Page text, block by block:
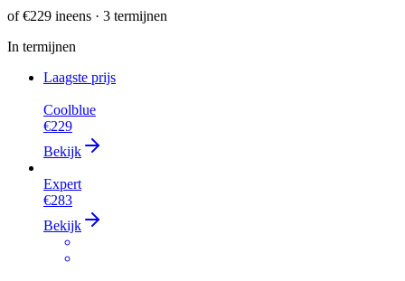
of€229 ineens · 3 termijnen
In termijnen
Laagste prijs
Coolblue
€229
Bekijk
Expert
€283
Bekijk